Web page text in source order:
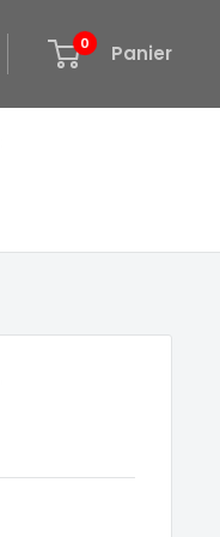
0 Panier